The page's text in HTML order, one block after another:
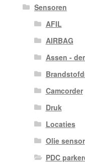
Sensoren
AFIL
AIRBAG
Assen -
Camcorder
Druk
Locaties
Olie sensor
PDC